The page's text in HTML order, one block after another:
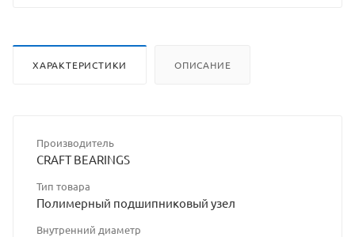
владельца
сайта
ХАРАКТЕРИСТИКИ ОПИСАНИЕ
Производитель
CRAFT BEARINGS
Тип товара
Полимерный подшипниковый узел
Внутренний диаметр